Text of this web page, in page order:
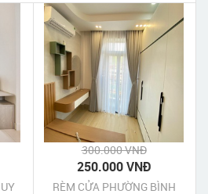
300.000 VNĐ
250.000 VNĐ
RÈM CỬA PHƯỜNG BÌNH